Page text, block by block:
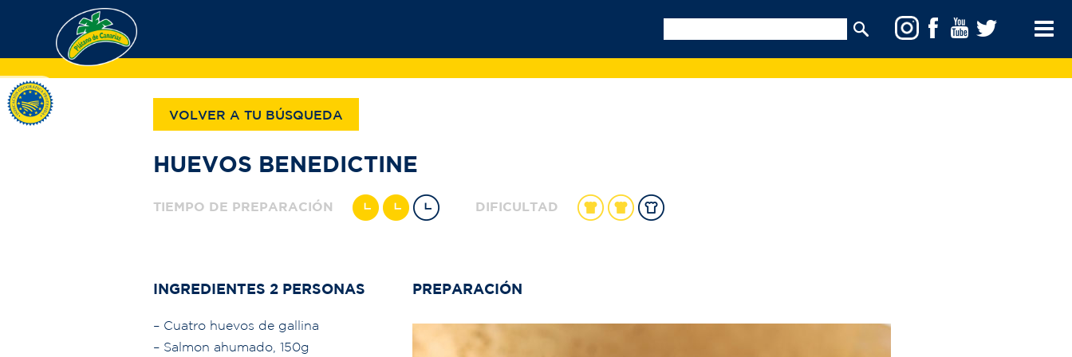
Menu
VOLVER A TU BÚSQUEDA
HUEVOS BENEDICTINE
TIEMPO DE PREPARACIÓN DIFICULTAD
INGREDIENTES 2 PERSONAS
– Cuatro huevos de gallina
– Salmon ahumado, 150g
PREPARACIÓN